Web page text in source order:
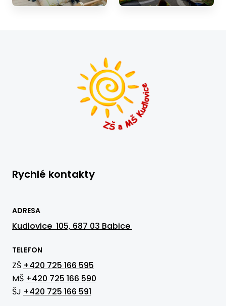
Rychlé kontakty
ADRESA
Kudlovice 105, 687 03 Babice
TELEFON
ZŠ +420 725 166 595
MŠ +420 725 166 590
ŠJ +420 725 166 591